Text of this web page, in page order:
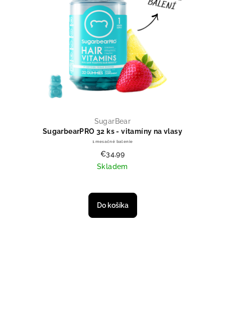
SugarBear
SugarbearPRO 32 ks - vitamíny na vlasy
1 mesačné balenie
€34,99
Skladem
Do košíka